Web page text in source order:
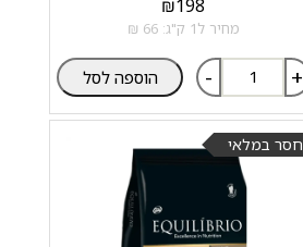
₪198
מחיר ל1 ק"ג: 66 ₪
- + הוספה לסל
חסר במלאי